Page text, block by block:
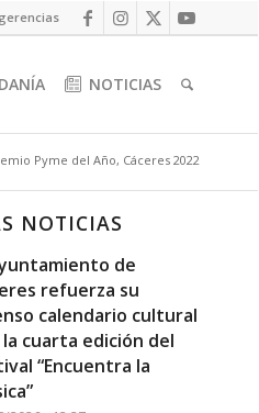
NOTICIAS
Pyme del Año, Cáceres 2022
NOTICIAS
de
refuerza su
calendario cultural
la cuarta edición del
“Encuentra la